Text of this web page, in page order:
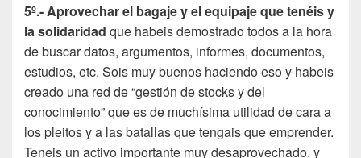
5º.- Aprovechar el bagaje y el equipaje que tenéis y
la solidaridad que habeis demostrado todos a la hora
de buscar datos, argumentos, informes, documentos,
estudios, etc. Sois muy buenos haciendo eso y habeis
creado una red de “gestión de stocks y del
conocimiento” que es de muchísima utilidad de cara a
los pleitos y a las batallas que tengais que emprender.
Teneis un activo importante muy desaprovechado, y